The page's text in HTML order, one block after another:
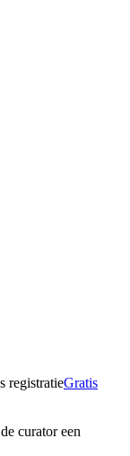
registratieGratis
curator een